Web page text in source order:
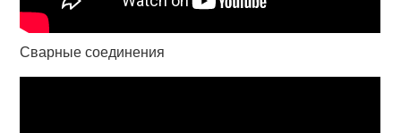
Сварные соединения